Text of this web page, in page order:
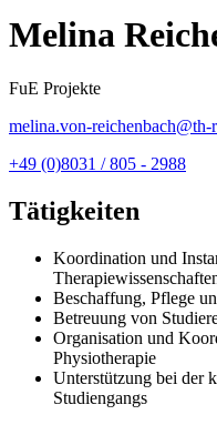
Melina
FuE Projekte
melina.von-reichenbach@th-
+49 (0)8031 / 805 - 2988
Tätigkeiten
Koordination und
Beschaffung, Pflege
Betreuung von
Organisation und
Physiotherapie
Unterstützung bei der
Studiengangs